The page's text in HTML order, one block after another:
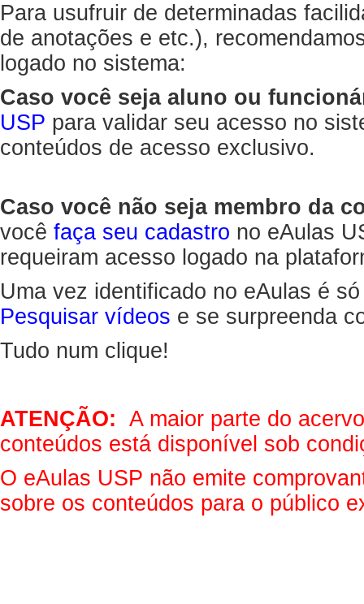
Para usufruir de determinadas
de anotações e etc.),
logado no sistema:
Caso você seja aluno ou
USP para validar seu acesso no
conteúdos de acesso exclusivo.
Caso você não seja membro da
você faça seu cadastro no eAulas
requeiram acesso logado na
Uma vez identificado no eAulas é
Pesquisar vídeos e se surpreenda
Tudo num clique!
ATENÇÃO: A maior parte do
conteúdos está disponível sob
O eAulas USP não emite
sobre os conteúdos para o público